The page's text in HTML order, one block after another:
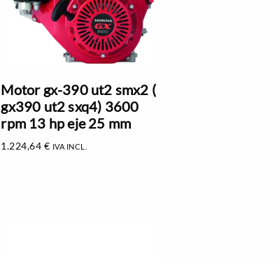
Motor gx-390 ut2 smx2 (
gx390 ut2 sxq4) 3600
rpm 13 hp eje 25 mm
1.224,64 € IVA INCL.